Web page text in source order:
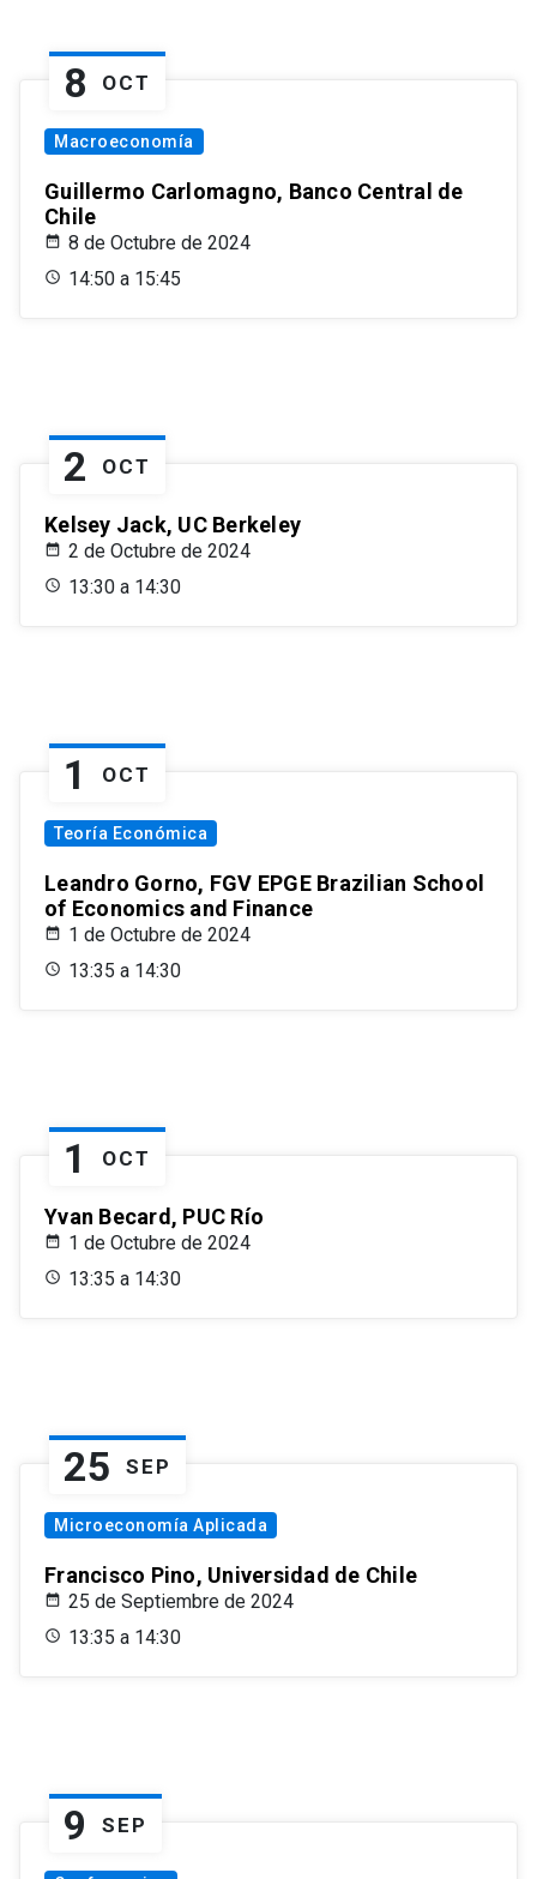
8 OCT
Macroeconomía
Guillermo Carlomagno, Banco Central de
Chile
8 de Octubre de 2024
14:50 a 15:45
2 OCT
Kelsey Jack, UC Berkeley
2 de Octubre de 2024
13:30 a 14:30
1 OCT
Teoría Económica
Leandro Gorno, FGV EPGE Brazilian School
of Economics and Finance
1 de Octubre de 2024
13:35 a 14:30
1 OCT
Yvan Becard, PUC Río
1 de Octubre de 2024
13:35 a 14:30
25 SEP
Microeconomía Aplicada
Francisco Pino, Universidad de Chile
25 de Septiembre de 2024
13:35 a 14:30
9 SEP